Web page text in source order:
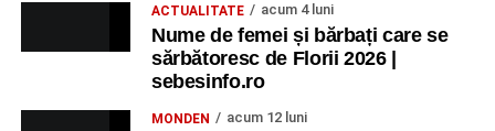
ACTUALITATE acum 4 luni
Nume de femei și bărbați care se
sărbătoresc de Florii 2026 |
sebesinfo.ro
MONDEN acum 12 luni